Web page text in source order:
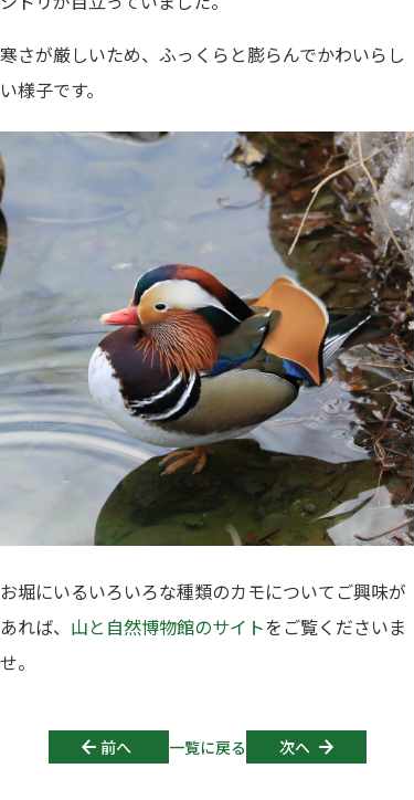
寒さが厳しいため、ふっくらと膨らんでかわいらし
い様子です。
お堀にいるいろいろな種類のカモについてご興味が
あれば、 山と自然博物館のサイトをご覧くださいま
せ。
Post navigation
前へ 一覧に戻る 次へ